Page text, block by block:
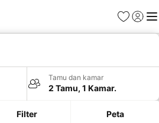
FavoritLogin
Tamu dan kamar
2 Tamu, 1 Kamar.
Filter Peta